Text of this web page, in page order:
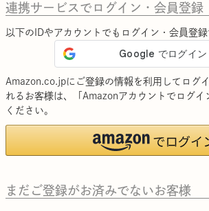
連携サービスでログイン・会員登録
以下のIDやアカウントでもログイン・会員登録
Amazon.co.jpにご登録の情報を利用してログ
れるお客様は、「Amazonアカウントでログイ
ください。
まだご登録がお済みでないお客様